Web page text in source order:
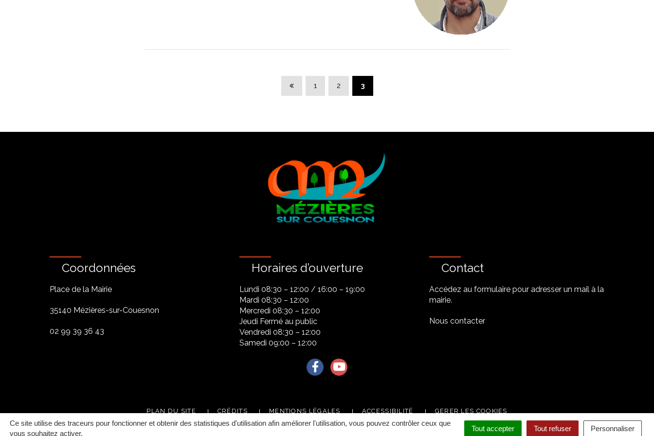
Ce site utilise des traceurs pour fonctionner et obtenir des statistiques d'utilisation afin améliorer l'utilisation, vous pouvez contrôler ceux que
vous souhaitez activer.
Tout accepter Tout refuser Personnaliser
Page précédente
1 2 3
Coordonnées
Place de la Mairie
35140 Mézières-sur-Couesnon
02 99 39 36 43
Horaires d’ouverture
Lundi 08:30 – 12:00 / 16:00 – 19:00
Mardi 08:30 – 12:00
Mercredi 08:30 – 12:00
Jeudi Fermé au public
Vendredi 08:30 – 12:00
Samedi 09:00 – 12:00
Contact
Accédez au formulaire pour adresser un mail à la
mairie.
Nous contacter
Lien vers le compte Facebook
Lien vers la chaîne Youtube
PLAN DU SITE CRÉDITS MENTIONS LÉGALES ACCESSIBILITÉ GERER LES COOKIES